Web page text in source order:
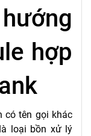
hợp
có tên gọi khác
loại bồn xử lý